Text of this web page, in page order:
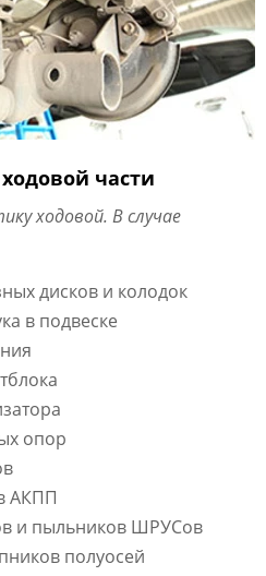
части
ходовой. В случае
дисков и колодок
в подвеске
опор
АКПП
и пыльников ШРУСов
полуосей